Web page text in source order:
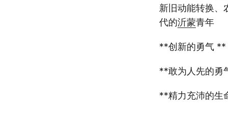
新旧动能转换、
代的沂蒙青年
**创新的勇气 **
**敢为人先的勇
**精力充沛的生